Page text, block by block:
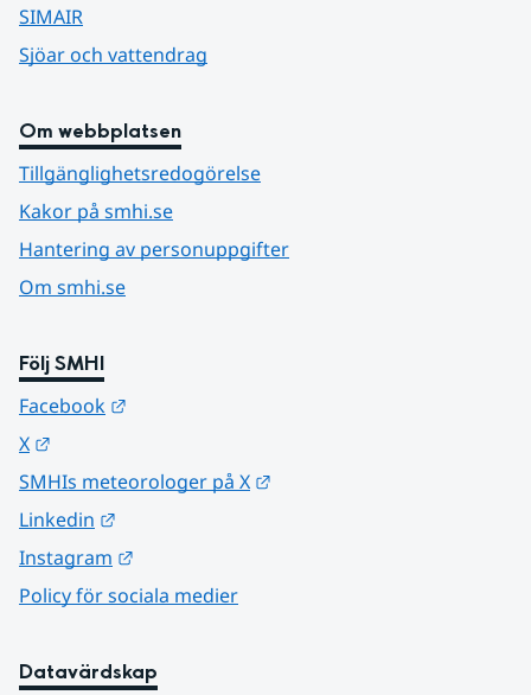
SIMAIR
Sjöar och vattendrag
Om webbplatsen
Tillgänglighetsredogörelse
Kakor på smhi.se
Hantering av personuppgifter
Om smhi.se
Följ SMHI
Facebook
X
SMHIs meteorologer på X
Linkedin
Instagram
Policy för sociala medier
Datavärdskap